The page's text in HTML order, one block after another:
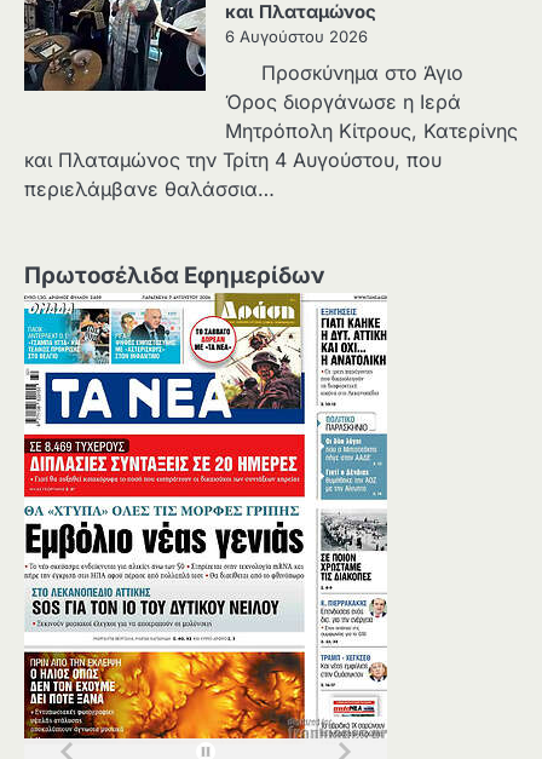
και Πλαταμώνος
6 Αυγούστου 2026
Προσκύνημα στο Άγιο
Όρος διοργάνωσε η Ιερά
Μητρόπολη Κίτρους, Κατερίνης
και Πλαταμώνος την Τρίτη 4 Αυγούστου, που
περιελάμβανε θαλάσσια…
Πρωτοσέλιδα Εφημερίδων